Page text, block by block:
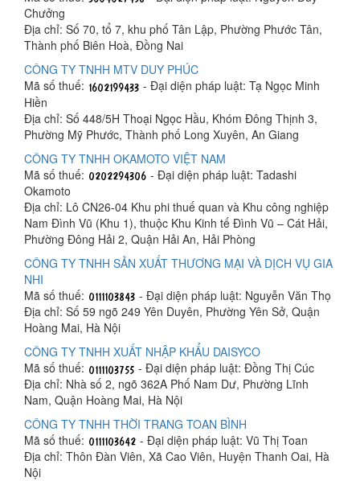
Chưởng
Địa chỉ: Số 70, tổ 7, khu phố Tân Lập, Phường Phước Tân,
Thành phố Biên Hoà, Đồng Nai
CÔNG TY TNHH MTV DUY PHÚC
Mã số thuế:
- Đại diện pháp luật: Tạ Ngọc Minh
Hiền
Địa chỉ: Số 448/5H Thoại Ngọc Hầu, Khóm Đông Thịnh 3,
Phường Mỹ Phước, Thành phố Long Xuyên, An Giang
CÔNG TY TNHH OKAMOTO VIỆT NAM
Mã số thuế:
- Đại diện pháp luật: Tadashi
Okamoto
Địa chỉ: Lô CN26-04 Khu phi thuế quan và Khu công nghiệp
Nam Đình Vũ (Khu 1), thuộc Khu Kinh tế Đình Vũ – Cát Hải,
Phường Đông Hải 2, Quận Hải An, Hải Phòng
CÔNG TY TNHH SẢN XUẤT THƯƠNG MẠI VÀ DỊCH VỤ GIA
NHI
Mã số thuế:
- Đại diện pháp luật: Nguyễn Văn Thọ
Địa chỉ: Số 59 ngõ 249 Yên Duyên, Phường Yên Sở, Quận
Hoàng Mai, Hà Nội
CÔNG TY TNHH XUẤT NHẬP KHẨU DAISYCO
Mã số thuế:
- Đại diện pháp luật: Đồng Thị Cúc
Địa chỉ: Nhà số 2, ngõ 362A Phố Nam Dư, Phường Lĩnh
Nam, Quận Hoàng Mai, Hà Nội
CÔNG TY TNHH THỜI TRANG TOAN BÌNH
Mã số thuế:
- Đại diện pháp luật: Vũ Thị Toan
Địa chỉ: Thôn Đàn Viên, Xã Cao Viên, Huyện Thanh Oai, Hà
Nội